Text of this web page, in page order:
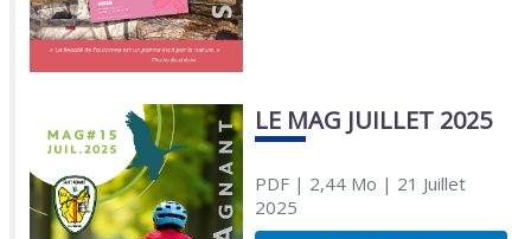
LE MAG JUILLET 2025
PDF| 2,44 Mo | 21 Juillet
2025